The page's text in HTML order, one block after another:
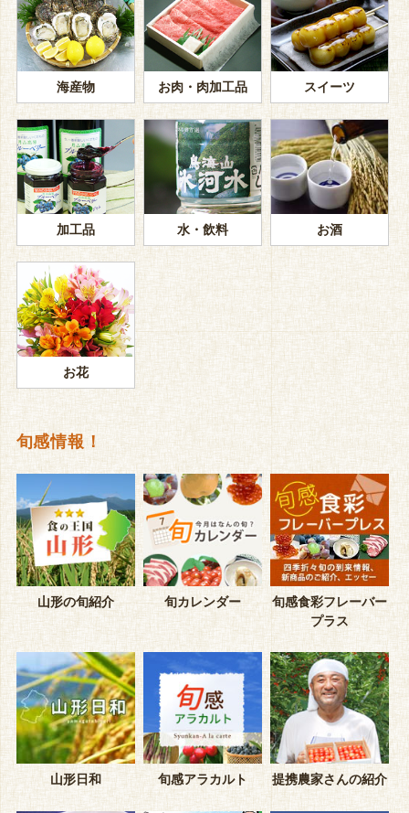
海産物 お肉・肉加工品 スイーツ
加工品 水・飲料 お酒
お花
旬感情報！
山形の旬紹介 旬カレンダー
旬感食彩フレーバー
プラス
山形日和 旬感アラカルト 提携農家さんの紹介